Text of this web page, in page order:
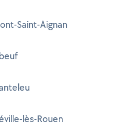
Saint-Aignan
lès-Rouen